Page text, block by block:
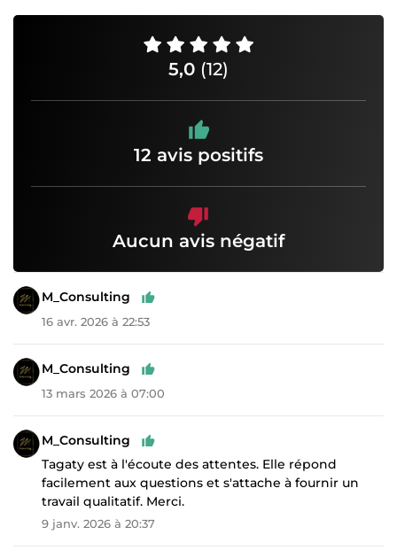
5,0 (12)
12 avis positifs
Aucun avis négatif
M_Consulting
16 avr. 2026 à 22:53
M_Consulting
13 mars 2026 à 07:00
M_Consulting
Tagaty est à l'écoute des attentes. Elle répond
facilement aux questions et s'attache à fournir un
travail qualitatif. Merci.
9 janv. 2026 à 20:37